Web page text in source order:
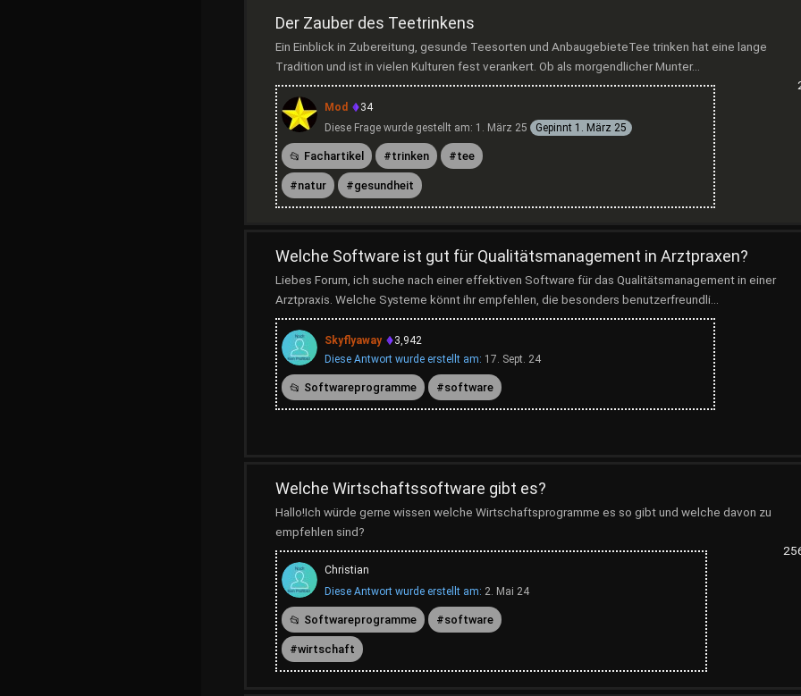
Der Zauber des Teetrinkens
Ein Einblick in Zubereitung, gesunde Teesorten und AnbaugebieteTee trinken hat eine lange
Tradition und ist in vielen Kulturen fest verankert. Ob als morgendlicher Munter...
Mod
34
Diese Frage wurde gestellt am: 1. März 25 Gepinnt 1. März 25
Fachartikel trinken tee
natur gesundheit
Welche Software ist gut für Qualitätsmanagement in Arztpraxen?
Liebes Forum, ich suche nach einer effektiven Software für das Qualitätsmanagement in einer
Arztpraxis. Welche Systeme könnt ihr empfehlen, die besonders benutzerfreundli...
Skyflyaway
3,942
Diese Antwort wurde erstellt am: 17. Sept. 24
Softwareprogramme software
Welche Wirtschaftssoftware gibt es?
Hallo!Ich würde gerne wissen welche Wirtschaftsprogramme es so gibt und welche davon zu
empfehlen sind?
Christian
Diese Antwort wurde erstellt am: 2. Mai 24
Softwareprogramme software
wirtschaft
Der Zauber des
Ein Einblick in
Teesorten und
trinken hat eine
in vielen Kulturen
morgendlicher
entspannende Aben...
Mod